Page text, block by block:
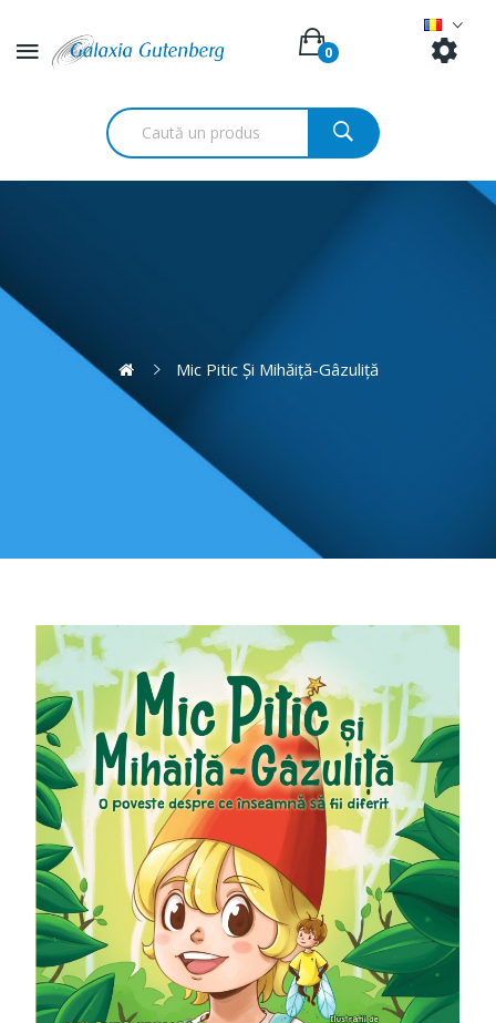
0
Mic Pitic Și Mihăiță-Gâzuliță